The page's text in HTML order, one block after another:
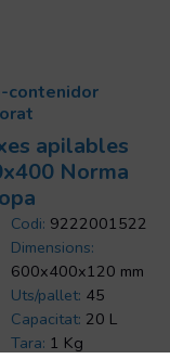
contenidor
apilables
Norma
Codi: 9222001522
Dimensions:
600x400x120 mm
Uts/pallet: 45
Capacitat: 20 L
Tara: 1 Kg